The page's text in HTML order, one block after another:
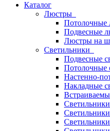
Каталог
Люстры
Потолочные
Подвесные
Люстры на
Светильники
Подвесные
Потолочные
Настенно-
Накладные